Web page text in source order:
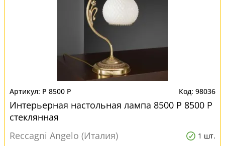
P 8500 P 98036
Интерьерная настольная лампа 8500 P 8500 P
стеклянная
Reccagni Angelo (Италия)
1 шт.